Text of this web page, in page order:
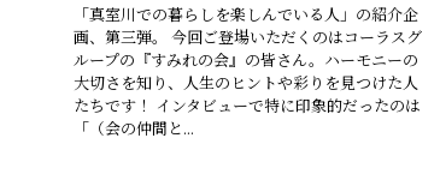
「真室川での暮らしを楽しんでいる人」の紹介企
画、第三弾。 今回ご登場いただくのはコーラスグ
ループの『すみれの会』の皆さん。ハーモニーの
大切さを知り、人生のヒントや彩りを見つけた人
たちです！ インタビューで特に印象的だったのは
「（会の仲間と...